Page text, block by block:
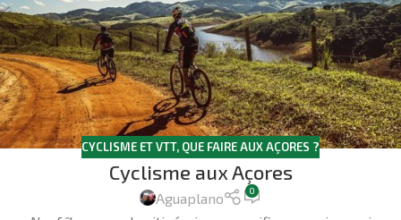
CYCLISME ET VTT, QUE FAIRE AUX AÇORES ?
Cyclisme aux Açores
Aguaplano 0